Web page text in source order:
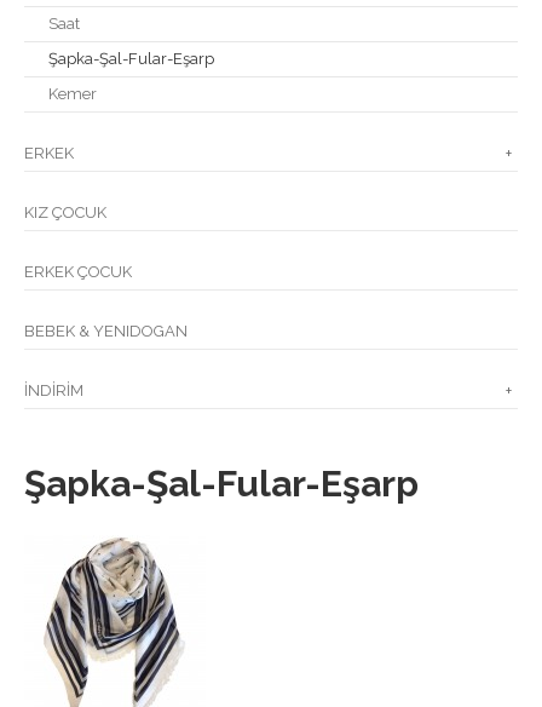
Saat
Şapka-Şal-Fular-Eşarp
Kemer
ERKEK +
KIZ ÇOCUK
ERKEK ÇOCUK
BEBEK & YENIDOGAN
İNDİRİM +
Şapka-Şal-Fular-Eşarp